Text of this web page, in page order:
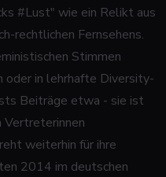
#Lust" wie ein Relikt aus
rechtlichen Fernsehens.
Stimmen
oder in lehrhafte Diversity-
Beiträge etwa - sie ist
Vertreterinnen
weiterhin für ihre
2014 im deutschen